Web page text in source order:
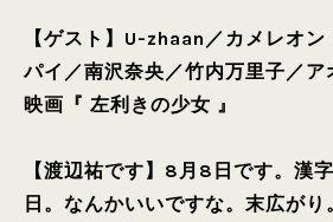
【ゲスト】 U-zhaan ／カメレオン
パイ ／南沢奈央／竹内万里子／ア
映画『 左利きの少女 』
【渡辺祐です】8月8日です。漢
日。なんかいいですな。末広がり